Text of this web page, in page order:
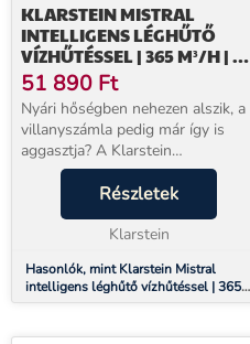
KLARSTEIN MISTRAL
INTELLIGENS LÉGHŰTŐ
VÍZHŰTÉSSEL | 365 M³/H | 4 L
| 35 M² | 3 ÜZEMMÓD | 36 W
51 890 Ft
Nyári hőségben nehezen alszik, a
villanyszámla pedig már így is
aggasztja? A Klarstein
párologtatós léghűtő valódi
megoldást kínál: mindössze 36 W
fogyasztás mellett 365 m³/h
légáramlást biztosít – ez...
Részletek
Klarstein
Hasonlók, mint Klarstein Mistral
intelligens léghűtő vízhűtéssel | 365
m³/h | 4 l | 35 m² | 3 üzemmód | 36 W